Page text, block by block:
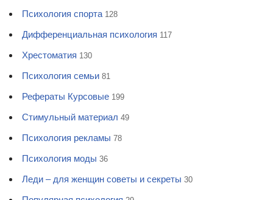
Психология спорта 128
Дифференциальная психология 117
Хрестоматия 130
Психология семьи 81
Рефераты Курсовые 199
Стимульный материал 49
Психология рекламы 78
Психология моды 36
Леди – для женщин советы и секреты 30